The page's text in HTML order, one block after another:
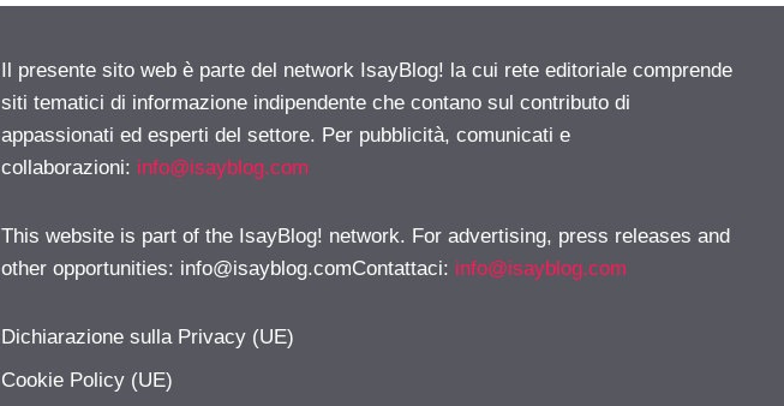
Il presente sito web è parte del network IsayBlog! la cui rete editoriale comprende
siti tematici di informazione indipendente che contano sul contributo di
appassionati ed esperti del settore. Per pubblicità, comunicati e
collaborazioni: info@isayblog.com
This website is part of the IsayBlog! network. For advertising, press releases and
other opportunities: info@isayblog.comContattaci: info@isayblog.com
Dichiarazione sulla Privacy (UE)
Cookie Policy (UE)